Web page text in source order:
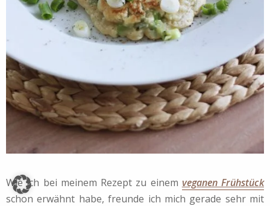
Wie ich bei meinem Rezept zu einem veganen Frühstück
schon erwähnt habe, freunde ich mich gerade sehr mit